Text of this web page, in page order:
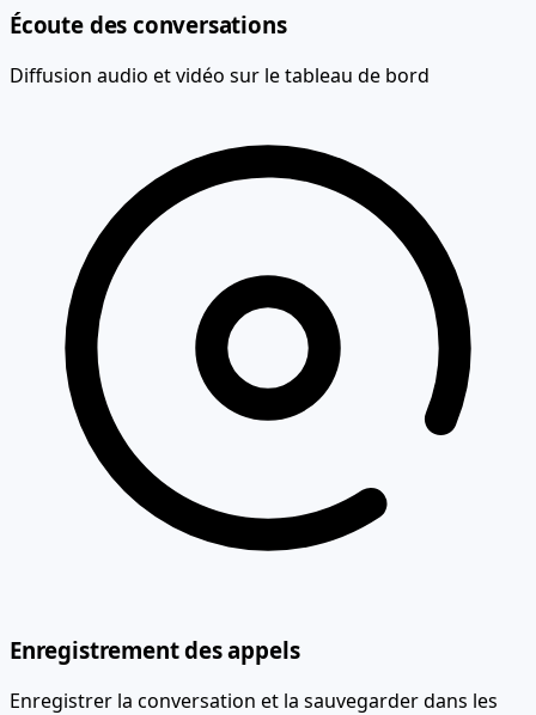
Écoute des conversations
Diffusion audio et vidéo sur le tableau de bord
Enregistrement des appels
Enregistrer la conversation et la sauvegarder dans les